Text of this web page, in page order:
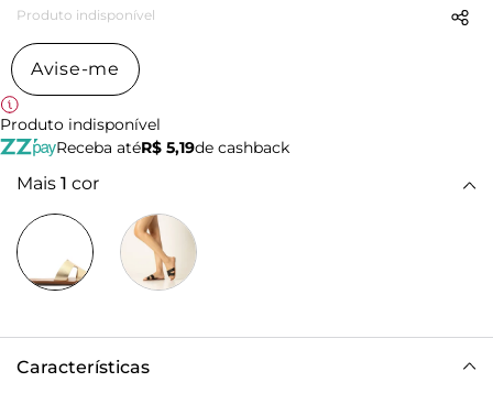
Produto indisponível
Avise-me
Produto indisponível
Receba atéR$ 5,19de cashback
Mais 1 cor
Características